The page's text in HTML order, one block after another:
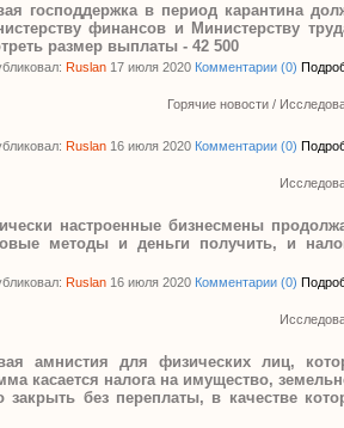
господдержка в период карантина
финансов и Министерству
размер выплаты - 42 500
Ruslan 17 июля 2020 Комментарии (0)
Горячие новости /
Ruslan 16 июля 2020 Комментарии (0)
настроенные бизнесмены
методы и деньги получить, и
Ruslan 16 июля 2020 Комментарии (0)
амнистия для физических лиц,
касается налога на имущество,
без переплаты, в качестве